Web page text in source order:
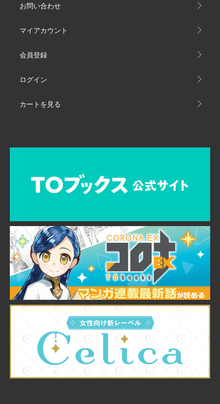
お問い合わせ
マイアカウント
会員登録
ログイン
カートを見る